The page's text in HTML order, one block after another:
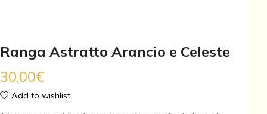
Ranga Astratto Arancio e Celeste
30,00€
Add to wishlist